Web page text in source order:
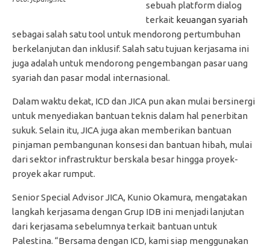
sebuah platform dialog
terkait keuangan syariah
sebagai salah satu tool untuk mendorong pertumbuhan
berkelanjutan dan inklusif. Salah satu tujuan kerjasama ini
juga adalah untuk mendorong pengembangan pasar uang
syariah dan pasar modal internasional.
Dalam waktu dekat, ICD dan JICA pun akan mulai bersinergi
untuk menyediakan bantuan teknis dalam hal penerbitan
sukuk. Selain itu, JICA juga akan memberikan bantuan
pinjaman pembangunan konsesi dan bantuan hibah, mulai
dari sektor infrastruktur berskala besar hingga proyek-
proyek akar rumput.
Senior Special Advisor JICA, Kunio Okamura, mengatakan
langkah kerjasama dengan Grup IDB ini menjadi lanjutan
dari kerjasama sebelumnya terkait bantuan untuk
Palestina. “Bersama dengan ICD, kami siap menggunakan